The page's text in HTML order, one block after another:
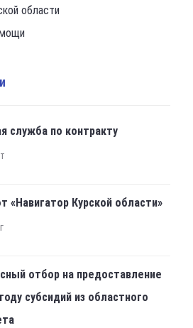
области
служба по контракту
«Навигатор Курской области»
отбор на предоставление
субсидий из областного